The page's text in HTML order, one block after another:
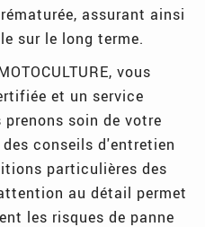
assurant ainsi
sur le long terme.
vous
et un service
soin de votre
conseils d'entretien
particulières des
au détail permet
les risques de panne